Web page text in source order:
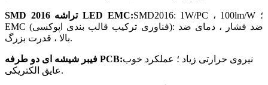
SMD 2016 تراشه LED EMC:SMD2016: 1W/PC ، 100lm/W ؛
EMC (فناوری ترکیب قالب بندی اپوکسی): ضد فشار ، دمای ضد
بالا ، قدرت بزرگ.
فیبر شیشه ای دو طرفه PCB:نیروی حرارتی زیاد ؛ عملکرد خوب
عایق الکتریکی.